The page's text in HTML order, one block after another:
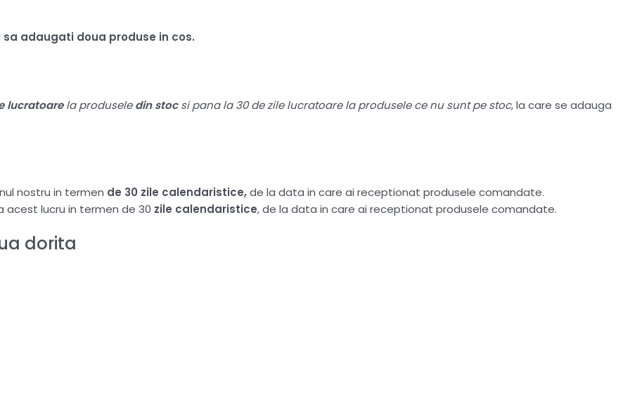
adaugati doua produse in cos.
lucratoarela produseledin stocsi pana la 30 de zile lucratoare la produsele ce nu sunt pe stoc, la care se adauga
nostru in termen de 30 zile calendaristice,de la data in care ai receptionat produsele comandate.
acest lucru in termen de 30 zile calendaristice, de la data in care ai receptionat produsele comandate.
dorita